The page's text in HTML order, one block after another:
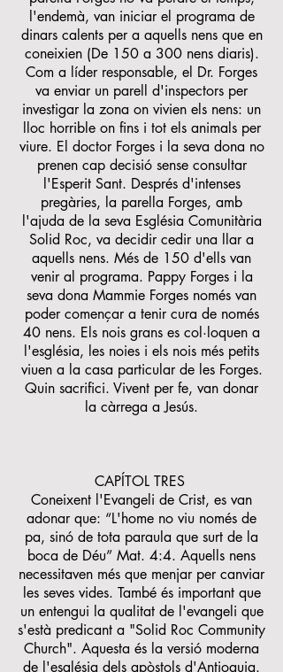
l'endemà, van iniciar el programa de
dinars calents per a aquells nens que en
coneixien (De 150 a 300 nens diaris).
Com a líder responsable, el Dr. Forges
va enviar un parell d'inspectors per
investigar la zona on vivien els nens: un
lloc horrible on fins i tot els animals per
viure. El doctor Forges i la seva dona no
prenen cap decisió sense consultar
l'Esperit Sant. Després d'intenses
pregàries, la parella Forges, amb
l'ajuda de la seva Església Comunitària
Solid Roc, va decidir cedir una llar a
aquells nens. Més de 150 d'ells van
venir al programa. Pappy Forges i la
seva dona Mammie Forges només van
poder començar a tenir cura de només
40 nens. Els nois grans es col·loquen a
l'església, les noies i els nois més petits
viuen a la casa particular de les Forges.
Quin sacrifici. Vivent per fe, van donar
la càrrega a Jesús.
CAPÍTOL TRES
Coneixent l'Evangeli de Crist, es van
adonar que: “L'home no viu només de
pa, sinó de tota paraula que surt de la
boca de Déu” Mat. 4:4. Aquells nens
necessitaven més que menjar per canviar
les seves vides. També és important que
un entengui la qualitat de l'evangeli que
s'està predicant a "Solid Roc Community
Church". Aquesta és la versió moderna
de l'església dels apòstols d'Antioquia.